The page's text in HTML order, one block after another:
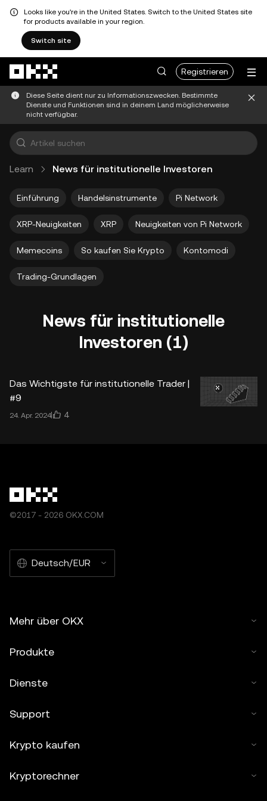
Looks like you're in the United States. Switch to the United States site
for products available in your region.
Switch site
Registrieren
Diese Seite dient nur zu Informationszwecken. Bestimmte
Dienste und Funktionen sind in deinem Land möglicherweise
nicht verfügbar.
Learn News für institutionelle Investoren
Einführung Handelsinstrumente Pi Network
XRP-Neuigkeiten XRP Neuigkeiten von Pi Network
Memecoins So kaufen Sie Krypto Kontomodi
Trading-Grundlagen
News für institutionelle
Investoren (1)
Das Wichtigste für institutionelle Trader |
#9
24. Apr. 2024 4
©2017 - 2026 OKX.COM
Deutsch/EUR
Mehr über OKX
Produkte
Dienste
Support
Krypto kaufen
Kryptorechner